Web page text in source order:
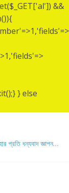
&&
} else
প্রতি ধন্যবাদ জ্ঞাপন…
লোকনাথ ব্রহ্মচারীর
সোনারগাঁও উপজেলার
সেবা ক্যাম্প।